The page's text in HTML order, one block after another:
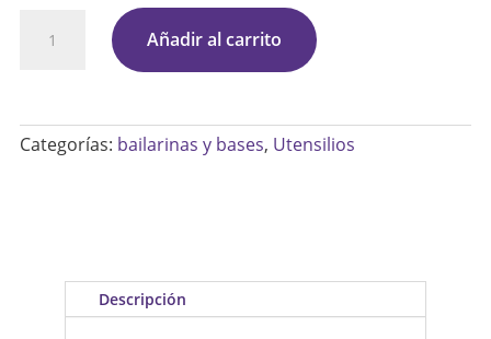
Bailarina
Decoración
Galletas
cantidad
Añadir al carrito
Categorías: bailarinas y bases, Utensilios
Descripción